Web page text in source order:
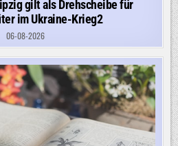
gilt als Drehscheibe für
im Ukraine-Krieg2
06-08-2026